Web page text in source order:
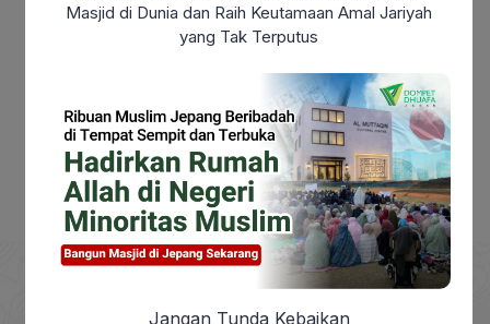
Merdeka?
Meneladani Akhlak Rasulullah dalam
Kehidupan Sehari-hari
Masjid di Dunia dan Raih Keutamaan Amal Jariyah
yang Tak Terputus
Jangan Tunda Kebaikan